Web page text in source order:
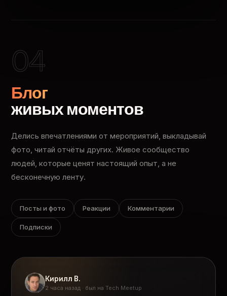
04
Блог
живых моментов
Делись впечатлениями от мероприятий, выкладывай
фото, читай отчёты других. Живое сообщество
людей, которые ценят настоящий опыт, а не
бесконечную ленту.
Посты и фото Реакции Комментарии
Подписки
Кирилл В.
2 часа назад · был на Tech Meetup